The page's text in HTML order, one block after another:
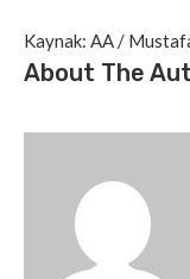
Kaynak: AA /
About The